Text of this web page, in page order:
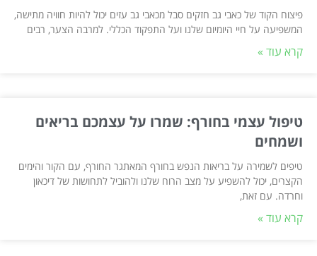
פיצוח הקוד של כאבי גב חזקים סבל מכאבי גב עזים יכול להיות חוויה מתישה,
המשפיעה על חיי היומיום שלנו ועל התפקוד הכללי. למרבה הצער, רבים
קרא עוד »
טיפול עצמי בחורף: שמרו על עצמכם בריאים
ושמחים
טיפים לשמירה על בריאות הנפש בחורף המאתגר החורף, עם הקור והימים
הקצרים, יכול להשפיע על מצב הרוח שלנו ולהוביל לתחושות של דיכאון
וחרדה. עם זאת,
קרא עוד »